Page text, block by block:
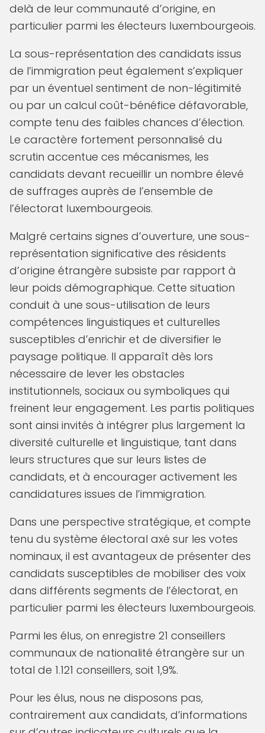
delà de leur communauté d’origine, en
particulier parmi les électeurs luxembourgeois.
La sous-représentation des candidats issus
de l’immigration peut également s’expliquer
par un éventuel sentiment de non-légitimité
ou par un calcul coût-bénéfice défavorable,
compte tenu des faibles chances d’élection.
Le caractère fortement personnalisé du
scrutin accentue ces mécanismes, les
candidats devant recueillir un nombre élevé
de suffrages auprès de l’ensemble de
l’électorat luxembourgeois.
Malgré certains signes d’ouverture, une sous-
représentation significative des résidents
d’origine étrangère subsiste par rapport à
leur poids démographique. Cette situation
conduit à une sous-utilisation de leurs
compétences linguistiques et culturelles
susceptibles d’enrichir et de diversifier le
paysage politique. Il apparaît dès lors
nécessaire de lever les obstacles
institutionnels, sociaux ou symboliques qui
freinent leur engagement. Les partis politiques
sont ainsi invités à intégrer plus largement la
diversité culturelle et linguistique, tant dans
leurs structures que sur leurs listes de
candidats, et à encourager activement les
candidatures issues de l’immigration.
Dans une perspective stratégique, et compte
tenu du système électoral axé sur les votes
nominaux, il est avantageux de présenter des
candidats susceptibles de mobiliser des voix
dans différents segments de l’électorat, en
particulier parmi les électeurs luxembourgeois.
Parmi les élus, on enregistre 21 conseillers
communaux de nationalité étrangère sur un
total de 1.121 conseillers, soit 1,9%.
Pour les élus, nous ne disposons pas,
contrairement aux candidats, d’informations